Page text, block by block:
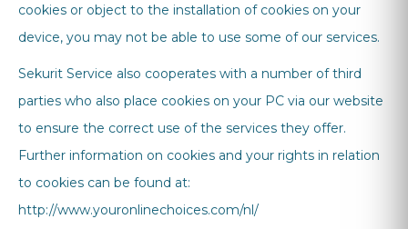
cookies or object to the installation of cookies on your
device, you may not be able to use some of our services.
Sekurit Service also cooperates with a number of third
parties who also place cookies on your PC via our website
to ensure the correct use of the services they offer.
Further information on cookies and your rights in relation
to cookies can be found at:
http://www.youronlinechoices.com/nl/